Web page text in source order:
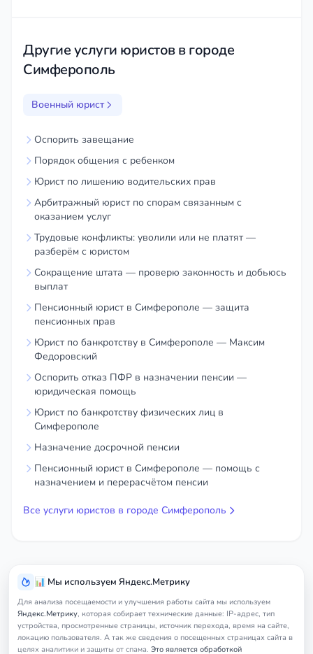
📊 Мы используем Яндекс.Метрику
Для анализа посещаемости и улучшения работы сайта мы используем
Яндекс.Метрику, которая собирает технические данные: IP-адрес, тип
устройства, просмотренные страницы, источник перехода, время на сайте,
локацию пользователя. А так же сведения о посещенных страницах сайта в
целях аналитики и защиты от спама. Это является обработкой
Получить положенные компенсации и
льготы
Добиться справедливости там,где
Другие услуги юристов в городе
Симферополь
Военный юрист
Оспорить завещание
Порядок общения с ребенком
Юрист по лишению водительских прав
Арбитражный юрист по спорам связанным с
оказанием услуг
Трудовые конфликты: уволили или не платят —
разберём с юристом
Сокращение штата — проверю законность и добьюсь
выплат
Пенсионный юрист в Симферополе — защита
пенсионных прав
Юрист по банкротству в Симферополе — Максим
Федоровский
Оспорить отказ ПФР в назначении пенсии —
юридическая помощь
Юрист по банкротству физических лиц в
Симферополе
Назначение досрочной пенсии
Пенсионный юрист в Симферополе — помощь с
назначением и перерасчётом пенсии
Все услуги юристов в городе Симферополь